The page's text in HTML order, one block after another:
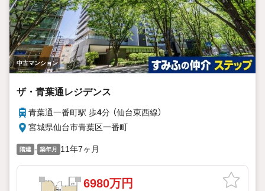
中古マンション
ザ・青葉通レジデンス
青葉通一番町駅 歩4分 （仙台東西線）
宮城県仙台市青葉区一番町
階建 - 築年月 11年7ヶ月
6980万円